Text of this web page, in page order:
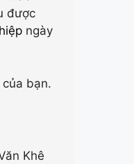
được
ngày
bạn.
Khê